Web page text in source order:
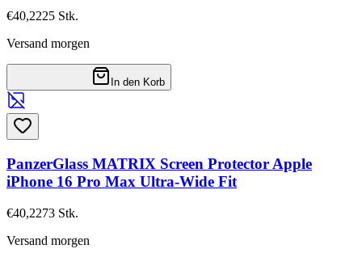
€40,2225 Stk.
Versand morgen
In den Korb
PanzerGlass MATRIX Screen Protector Apple
iPhone 16 Pro Max Ultra-Wide Fit
€40,2273 Stk.
Versand morgen